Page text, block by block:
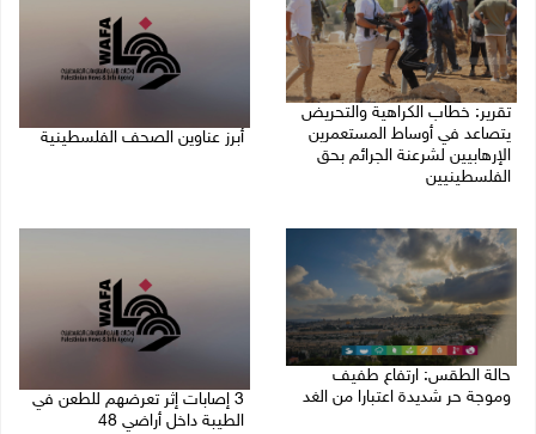
تقرير: خطاب الكراهية والتحريض
يتصاعد في أوساط المستعمرين
الإرهابيين لشرعنة الجرائم بحق
الفلسطينيين
أبرز عناوين الصحف الفلسطينية
حالة الطقس: ارتفاع طفيف
وموجة حر شديدة اعتبارا من الغد
3 إصابات إثر تعرضهم للطعن في
الطيبة داخل أراضي 48